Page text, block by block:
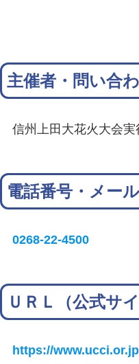
主催者・問い合
信州上田大花火大会実
電話番号・メー
0268-22-4500
ＵＲＬ（公式サ
https://